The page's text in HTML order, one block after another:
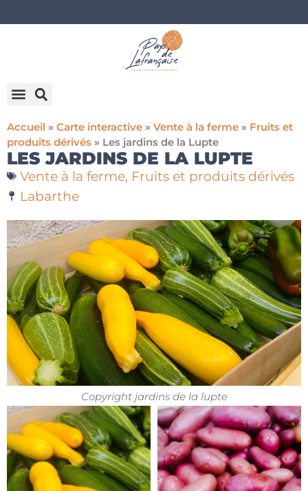
Accueil » Carte interactive » Vente à la ferme » Fruits et
produits dérivés » Les jardins de la Lupte
LES JARDINS DE LA LUPTE
Vente à la ferme, Fruits et produits dérivés
Labarthe
Copyright jardins de la lupte